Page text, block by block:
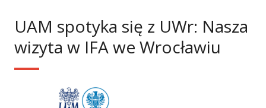
UAM spotyka się z UWr: Nasza
wizyta w IFA we Wrocławiu